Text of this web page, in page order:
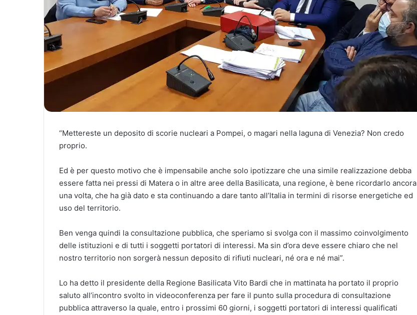
“Mettereste un deposito di scorie nucleari a Pompei, o magari nella laguna di Venezia? Non credo
proprio.
Ed è per questo motivo che è impensabile anche solo ipotizzare che una simile realizzazione debba
essere fatta nei pressi di Matera o in altre aree della Basilicata, una regione, è bene ricordarlo ancora
una volta, che ha già dato e sta continuando a dare tanto all’Italia in termini di risorse energetiche ed
uso del territorio.
Ben venga quindi la consultazione pubblica, che speriamo si svolga con il massimo coinvolgimento
delle istituzioni e di tutti i soggetti portatori di interessi. Ma sin d’ora deve essere chiaro che nel
nostro territorio non sorgerà nessun deposito di rifiuti nucleari, né ora e né mai”.
Lo ha detto il presidente della Regione Basilicata Vito Bardi che in mattinata ha portato il proprio
saluto all’incontro svolto in videoconferenza per fare il punto sulla procedura di consultazione
pubblica attraverso la quale, entro i prossimi 60 giorni, i soggetti portatori di interessi qualificati